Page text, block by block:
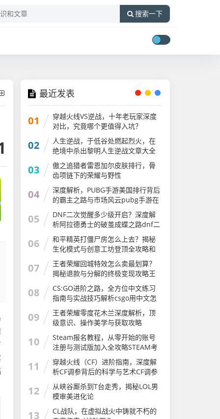
搜索一下
最近发表
01
穿越火线VS逆战，十年老玩家深度
对比，究竟哪个更值得入坑？
02
人生逆战，于低谷处燃起烈火，在
绝境中杀出黎明人生逆战文章大全
03
傲之追猎者雷恩加尔皮肤排行，骨
齿项链下的荣耀与野性
04
深度解析，PUBG手游美国排行背后
的霸主之路与市场风云pubg手游在
国外火吗
05
DNF二次觉醒多少级开启？深度解
析阿拉德勇士的破茧成蝶之路dnf二
次觉醒几级
06
和平精英打僵尸房怎么上去？揭秘
生化模式与创意工坊登顶全攻略和
平精英打僵尸房怎么上去的
07
王者荣耀回城特效怎么卖最划算？
揭秘退款与分解的终极变现攻略王
者荣耀怎么卖回城特效皮肤
08
CS:GO进阶之路，全方位中文练习
指南与实战技巧解析csgo用中文怎
么说
09
王者荣耀零度花木兰深度解析，顶
级意识、操作美学与获取攻略
10
Steam报名教程，从零开始的账号
注册与测试版加入全攻略STEAM考
试
11
穿越火线（CF）进阶指南，深度解
析CF调参背后的科学与艺术CF调参
软件
12
从峡谷厮杀到T台走秀，揭秘LOL男
模审美进化论
13
CL战队，在虚拟战火中铸就不朽的